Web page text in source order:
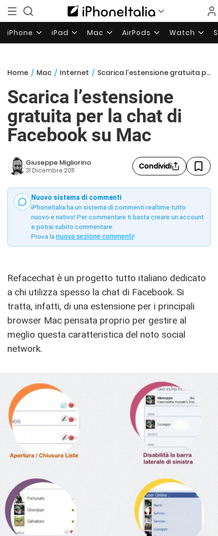
iPhone iPad Mac AirPods Watch
Home / Mac / Internet / Scarica l’estensione gratuita per la chat di Facebook su Mac
Scarica l’estensione
gratuita per la chat di
Facebook su Mac
Giuseppe Migliorino
31 Dicembre 2011 Condividi
Nuovo sistema di commenti
iPhoneItalia ha un sistema di commenti realtime tutto
nuovo e nativo! Per commentare ti basta creare un account
e potrai subito commentare.
Prova la nuova sezione commenti!
Refacechat è un progetto tutto italiano dedicato
a chi utilizza spesso la chat di Facebook. Si
tratta, infatti, di una estensione per i principali
browser Mac pensata proprio per gestire al
meglio questa caratteristica del noto social
network.